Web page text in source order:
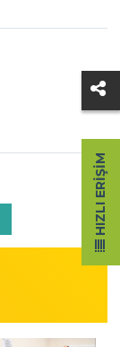
HIZLI ERIŞIM